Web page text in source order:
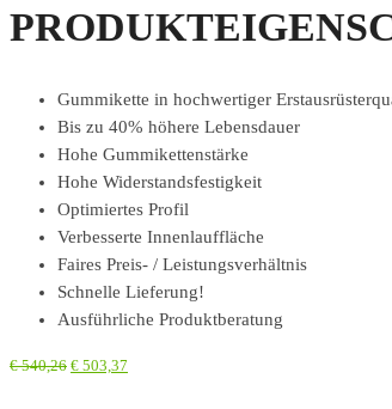
Gummikette in hochwertiger
Bis zu 40% höhere Lebensdauer
Hohe Gummikettenstärke
Hohe Widerstandsfestigkeit
Optimiertes Profil
Verbesserte Innenlauffläche
Faires Preis- / Leistungsverhältnis
Schnelle Lieferung!
Ausführliche Produktberatung
€540,26 € 503,37